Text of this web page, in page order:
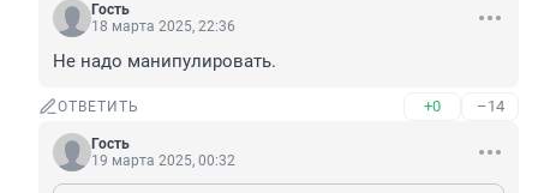
Гость
18 марта 2025, 22:36
Не надо манипулировать.
ОТВЕТИТЬ +0 –14
Гость
19 марта 2025, 00:32